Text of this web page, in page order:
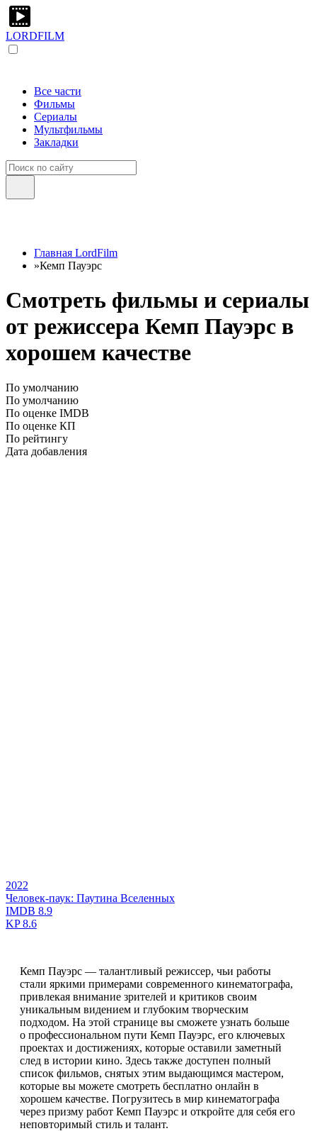
LORDFILM
Все части
Фильмы
Сериалы
Мультфильмы
Закладки
Главная LordFilm
»Кемп Пауэрс
Смотреть фильмы и сериалы
от режиссера Кемп Пауэрс в
хорошем качестве
По умолчанию
По умолчанию
По оценке IMDB
По оценке КП
По рейтингу
Дата добавления
2022
Человек-паук: Паутина Вселенных
IMDB 8.9
KP8.6
Кемп Пауэрс — талантливый режиссер, чьи работы
стали яркими примерами современного кинематографа,
привлекая внимание зрителей и критиков своим
уникальным видением и глубоким творческим
подходом. На этой странице вы сможете узнать больше
о профессиональном пути Кемп Пауэрс, его ключевых
проектах и достижениях, которые оставили заметный
след в истории кино. Здесь также доступен полный
список фильмов, снятых этим выдающимся мастером,
которые вы можете смотреть бесплатно онлайн в
хорошем качестве. Погрузитесь в мир кинематографа
через призму работ Кемп Пауэрс и откройте для себя его
неповторимый стиль и талант.